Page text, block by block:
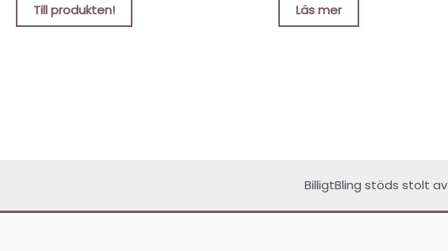
Till produkten! Läs mer
BilligtBling stöds stolt av